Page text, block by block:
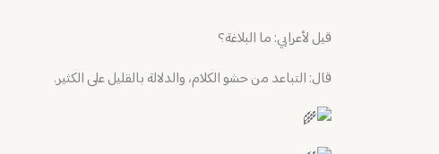
قيل لأعرابي: ما البلاغة؟
قال: التباعد من حشو الكلام، والدلالة بالقليل على الكثير.